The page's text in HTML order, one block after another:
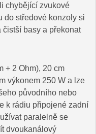
chybějící zvukové
do středové konzoly si
čistší basy a překonat
+ 2 Ohm), 20 cm
výkonem 250 W a lze
původního nebo
k rádiu připojené zadní
paralelně se
dvoukanálový